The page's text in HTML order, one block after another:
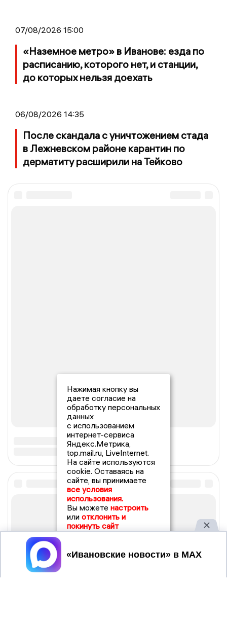
07/08/2026 15:00
«Наземное метро» в Иванове: езда по
расписанию, которого нет, и станции,
до которых нельзя доехать
06/08/2026 14:35
После скандала с уничтожением стада
в Лежневском районе карантин по
дерматиту расширили на Тейково
Нажимая кнопку вы
даете согласие на
обработку персональных
данных
с использованием
интернет-сервиса
Яндекс.Метрика,
top.mail.ru, LiveInternet.
На сайте используются
cookie. Оставаясь на
сайте, вы принимаете
все условия
использования.
Вы можете настроить
или отклонить и
покинуть сайт
Принять